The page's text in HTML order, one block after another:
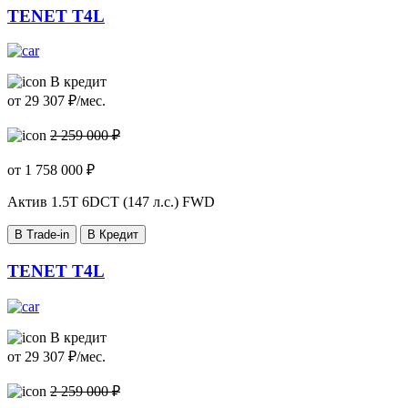
TENET T4L
В кредит
от 29 307 ₽/мес.
2 259 000 ₽
от 1 758 000 ₽
Актив 1.5T 6DCT (147 л.с.) FWD
В Trade-in В Кредит
TENET T4L
В кредит
от 29 307 ₽/мес.
2 259 000 ₽